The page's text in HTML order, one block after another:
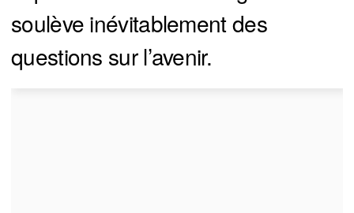
soulève inévitablement des
questions sur l’avenir.